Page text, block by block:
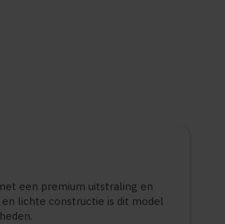
een premium uitstraling en
lichte constructie is dit model